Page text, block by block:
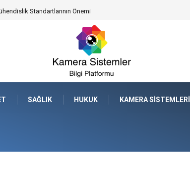
Bir Miras Bırakacaksınız?
SAĞLIK HUKUK KAMERA SISTEMLERI